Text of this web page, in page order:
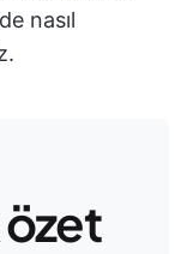
nasıl
özet